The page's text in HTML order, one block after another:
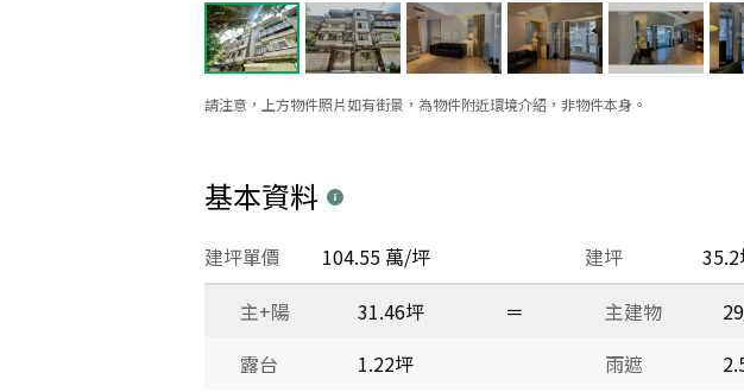
請注意，上方物件照片如有街景，為物件附近環境介紹，非物件本身。
基本資料
建坪
建坪單價 104.55 萬/坪
主+陽
31.46坪 ＝ 主建物
露台
1.22坪 雨遮